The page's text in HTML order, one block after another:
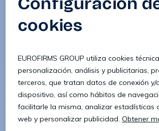
Contraseña
Confirmar contraseña
8 caracteres 1 letra minúscula
1 letra mayúscula 1 número